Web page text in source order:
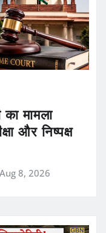
मामला
और निष्पक्ष
Aug 8, 2026